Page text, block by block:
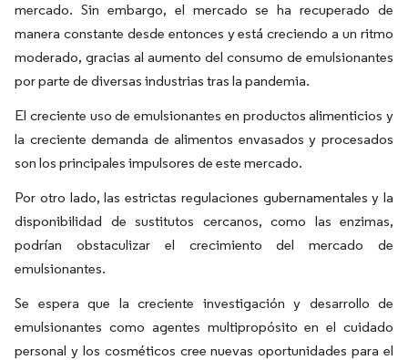
mercado. Sin embargo, el mercado se ha recuperado de
manera constante desde entonces y está creciendo a un ritmo
moderado, gracias al aumento del consumo de emulsionantes
por parte de diversas industrias tras la pandemia.
El creciente uso de emulsionantes en productos alimenticios y
la creciente demanda de alimentos envasados y procesados
son los principales impulsores de este mercado.
Por otro lado, las estrictas regulaciones gubernamentales y la
disponibilidad de sustitutos cercanos, como las enzimas,
podrían obstaculizar el crecimiento del mercado de
emulsionantes.
Se espera que la creciente investigación y desarrollo de
emulsionantes como agentes multipropósito en el cuidado
personal y los cosméticos cree nuevas oportunidades para el